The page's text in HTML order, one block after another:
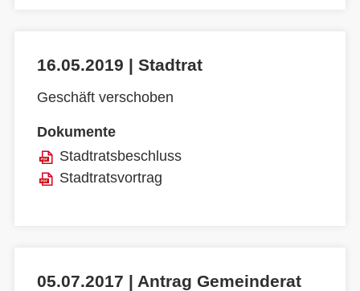
16.05.2019 | Stadtrat
Geschäft verschoben
Dokumente
Stadtratsbeschluss
Stadtratsvortrag
05.07.2017 | Antrag Gemeinderat